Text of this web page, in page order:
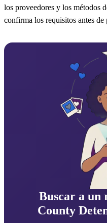
los proveedores y los métodos
confirma los requisitos antes de
Buscar a un
County